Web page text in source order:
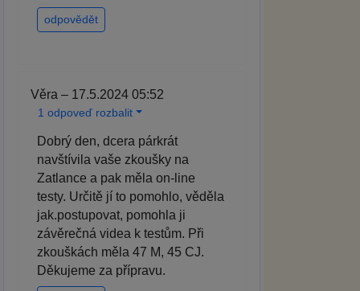
odpovědět
Věra – 17.5.2024 05:52
1 odpoveď rozbalit
Dobrý den, dcera párkrát
navštívila vaše zkoušky na
Zatlance a pak měla on-line
testy. Určitě jí to pomohlo, věděla
jak.postupovat, pomohla ji
závěrečná videa k testům. Při
zkouškách měla 47 M, 45 CJ.
Děkujeme za přípravu.